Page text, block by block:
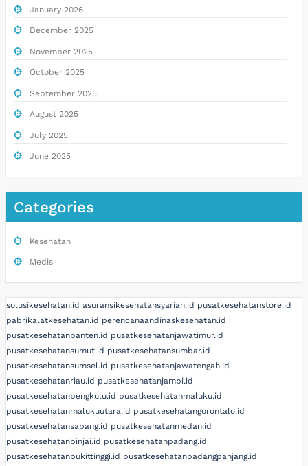
January 2026
December 2025
November 2025
October 2025
September 2025
August 2025
July 2025
June 2025
Categories
Kesehatan
Medis
solusikesehatan.id asuransikesehatansyariah.id pusatkesehatanstore.id
pabrikalatkesehatan.id perencanaandinaskesehatan.id
pusatkesehatanbanten.id pusatkesehatanjawatimur.id
pusatkesehatansumut.id pusatkesehatansumbar.id
pusatkesehatansumsel.id pusatkesehatanjawatengah.id
pusatkesehatanriau.id pusatkesehatanjambi.id
pusatkesehatanbengkulu.id pusatkesehatanmaluku.id
pusatkesehatanmalukuutara.id pusatkesehatangorontalo.id
pusatkesehatansabang.id pusatkesehatanmedan.id
pusatkesehatanbinjai.id pusatkesehatanpadang.id
pusatkesehatanbukittinggi.id pusatkesehatanpadangpanjang.id